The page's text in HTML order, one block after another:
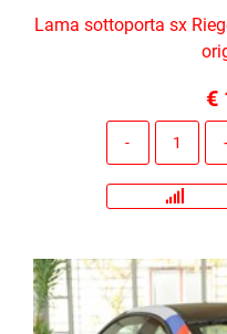
Lama sottoporta sx
€